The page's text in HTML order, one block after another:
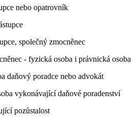
nebo opatrovník
společný zmocněnec
- fyzická osoba i právnická osoba
daňový poradce nebo advokát
vykonávající daňové poradenství
pozůstalost